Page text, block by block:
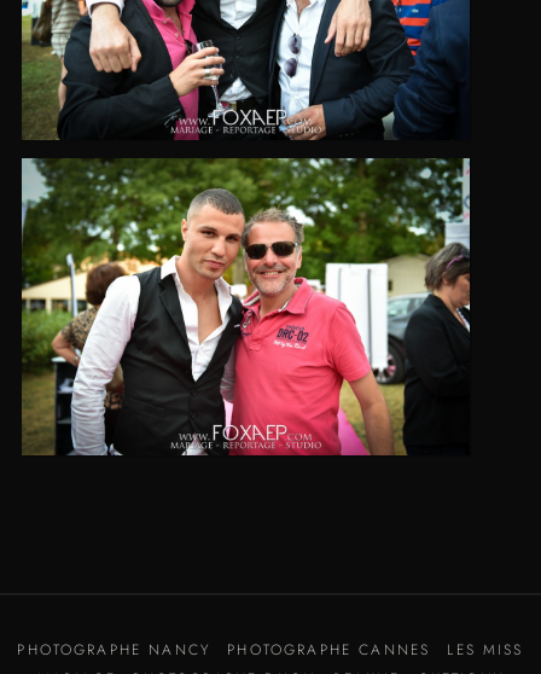
PHOTOGRAPHE NANCY PHOTOGRAPHE CANNES
LES MISS